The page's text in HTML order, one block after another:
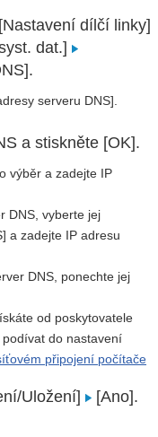
[Nastavení dílčí linky]
dat.]
serveru DNS].
a stiskněte [OK].
výběr a zadejte IP
DNS, vyberte jej
a zadejte IP adresu
DNS, ponechte jej
od poskytovatele
do nastavení
připojení počítače
Uložení] [Ano].